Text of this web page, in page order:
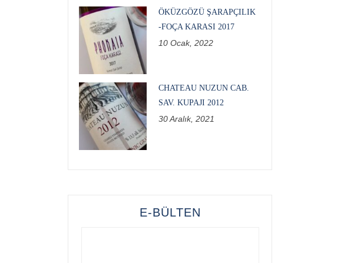
ÖKÜZGÖZÜ ŞARAPÇILIK
-FOÇA KARASI 2017
10 Ocak, 2022
CHATEAU NUZUN CAB.
SAV. KUPAJI 2012
30 Aralık, 2021
E-BÜLTEN